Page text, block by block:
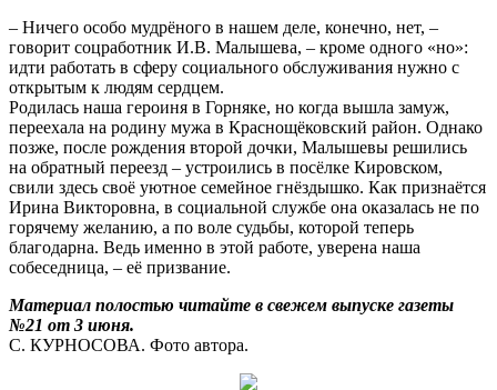
– Ничего особо мудрёного в нашем деле, конечно, нет, –
говорит соцработник И.В. Малышева, – кроме одного «но»:
идти работать в сферу социального обслуживания нужно с
открытым к людям сердцем.
Родилась наша героиня в Горняке, но когда вышла замуж,
переехала на родину мужа в Краснощёковский район. Однако
позже, после рождения второй дочки, Малышевы решились
на обратный переезд – устроились в посёлке Кировском,
свили здесь своё уютное семейное гнёздышко. Как признаётся
Ирина Викторовна, в социальной службе она оказалась не по
горячему желанию, а по воле судьбы, которой теперь
благодарна. Ведь именно в этой работе, уверена наша
собеседница, – её призвание.
Материал полостью читайте в свежем выпуске газеты
№21 от 3 июня.
С. КУРНОСОВА. Фото автора.